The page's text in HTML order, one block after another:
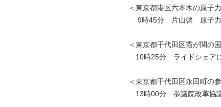
＜東京都港区六本木の原子
9時45分 片山啓 原子力
＜東京都千代田区霞が関の
10時25分 ライドシェア
＜東京都千代田区永田町の
13時00分 参議院改革協